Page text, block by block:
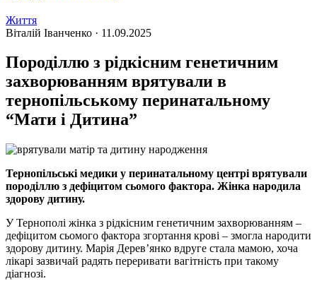
Життя
Віталій Іванченко · 11.09.2025
Породіллю з рідкісним генетичним
захворюванням врятували в
тернопільському перинатальному
“Мати і Дитина”
Тернопільські медики у перинатальному центрі врятували
породіллю з дефіцитом сьомого фактора. Жінка народила
здорову дитину.
У Тернополі жінка з рідкісним генетичним захворюванням –
дефіцитом сьомого фактора згортання крові – змогла народити
здорову дитину. Марія Дерев’янко вдруге стала мамою, хоча
лікарі зазвичай радять переривати вагітність при такому
діагнозі.